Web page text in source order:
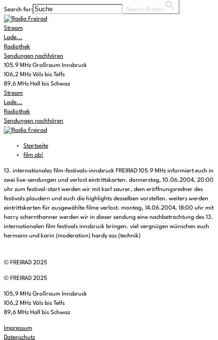
Search for: Search Button
Stream
Lade...
Radiothek
Sendungen nachhören
105,9 MHz Großraum Innsbruck
106,2 MHz Völs bis Telfs
89,6 MHz Hall bis Schwaz
Stream
Lade...
Radiothek
Sendungen nachhören
Startseite
film ab!
13. internationales film-festivals-innsbruck FREIRAD 105.9 MHz informiert euch in
zwei live-sendungen und verlost eintrittskarten. donnerstag, 10.06.2004, 20:00
uhr zum festival-start werden wir mit karl saurer, dem eröffnungsredner des
festivals plaudern und euch die highlights desselben vorstellen. weiters werden
eintrittskarten für ausgewählte filme verlost. montag, 14.06.2004, 18:00 uhr mit
harry schernthanner werden wir in dieser sendung eine nachbetrachtung des 13.
internationalen film festivals innsbruck bringen. viel vergnügen wünschen euch
hermann und karin (moderation) hardy ess (technik)
© FREIRAD 2025
© FREIRAD 2025
105,9 MHz Großraum Innsbruck
106,2 MHz Völs bis Telfs
89,6 MHz Hall bis Schwaz
Impressum
Datenschutz